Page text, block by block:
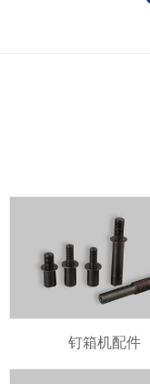
钉箱机配件